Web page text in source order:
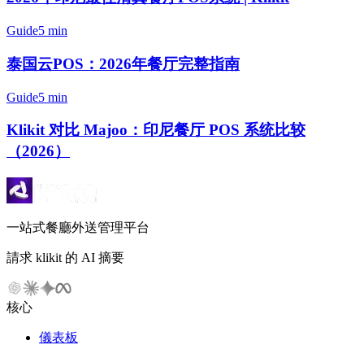
Guide5 min
泰国云POS：2026年餐厅完整指南
Guide5 min
Klikit 对比 Majoo：印尼餐厅 POS 系统比较
（2026）
一站式餐廳外送管理平台
請求 klikit 的 AI 摘要
核心
儀表板